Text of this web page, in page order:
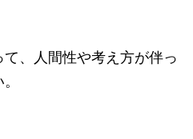
、人間性や考え方が伴っ